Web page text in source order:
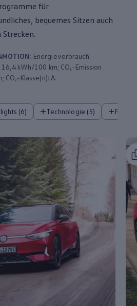
für
bequemes Sitzen auch
Strecken.
: Energieverbrauch
kWh/100 km; CO₂-Emission
Klasse(n): A.
(6) Technologie (5)